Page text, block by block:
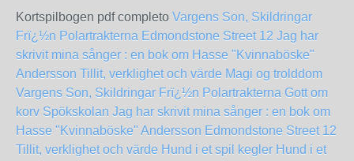
Kortspilbogen pdf completo Vargens Son, Skildringar
Frï¿½n Polartrakterna Edmondstone Street 12 Jag har
skrivit mina sånger : en bok om Hasse "Kvinnaböske"
Andersson Tillit, verklighet och värde Magi og trolddom
Vargens Son, Skildringar Frï¿½n Polartrakterna Gott om
korv Spökskolan Jag har skrivit mina sånger : en bok om
Hasse "Kvinnaböske" Andersson Edmondstone Street 12
Tillit, verklighet och värde Hund i et spil kegler Hund i et